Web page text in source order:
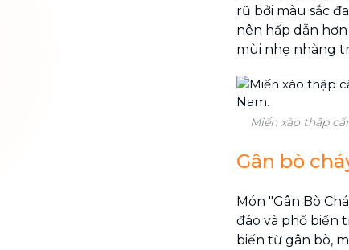
rũ bởi màu sắc
nên hấp dẫn
mùi nhẹ nhàng
Miến xào thập
Gân bò
Món "Gân Bò
đáo và phổ biến
biến từ gân bò,